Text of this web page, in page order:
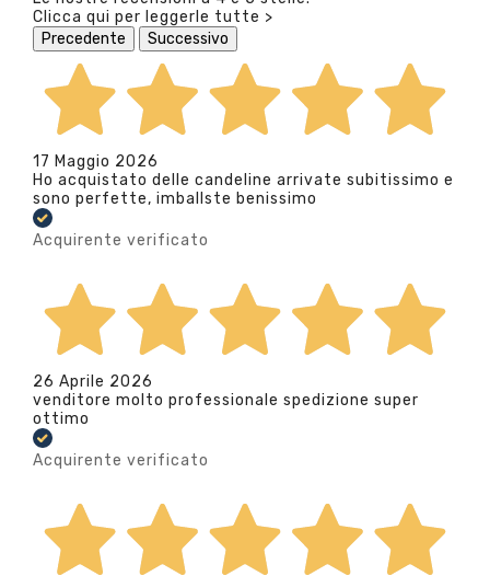
Clicca qui per leggerle tutte >
Precedente
Successivo
17 Maggio 2026
Ho acquistato delle candeline arrivate subitissimo e
sono perfette, imballste benissimo
Acquirente verificato
26 Aprile 2026
venditore molto professionale spedizione super
ottimo
Acquirente verificato